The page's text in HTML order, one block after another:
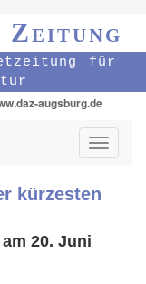
für
augsburg.de
Toggle
kürzesten
20. Juni